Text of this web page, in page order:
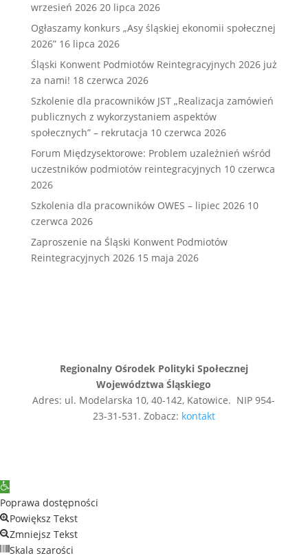
wrzesień 2026 20 lipca 2026
Ogłaszamy konkurs „Asy śląskiej ekonomii społecznej
2026” 16 lipca 2026
Śląski Konwent Podmiotów Reintegracyjnych 2026 już
za nami! 18 czerwca 2026
Szkolenie dla pracowników JST „Realizacja zamówień
publicznych z wykorzystaniem aspektów
społecznych” – rekrutacja 10 czerwca 2026
Forum Międzysektorowe: Problem uzależnień wśród
uczestników podmiotów reintegracyjnych 10 czerwca
2026
Szkolenia dla pracowników OWES – lipiec 2026 10
czerwca 2026
Zaproszenie na Śląski Konwent Podmiotów
Reintegracyjnych 2026 15 maja 2026
Regionalny Ośrodek Polityki Społecznej
Województwa Śląskiego
Adres: ul. Modelarska 10, 40-142, Katowice. NIP 954-
23-31-531. Zobacz: kontakt
Open
toolbar
Poprawa dostępności
Powiększ Tekst
Zmniejsz Tekst
Skala szarości